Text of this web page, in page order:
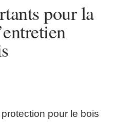
pour la
pour le bois